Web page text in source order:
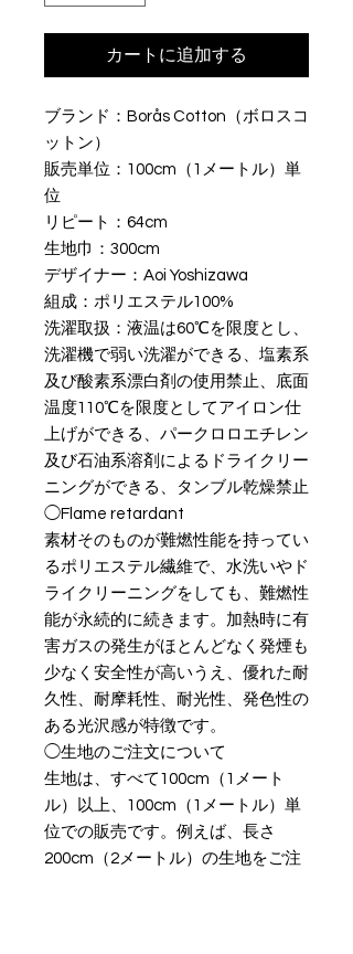
カートに追加する
ブランド：Borås Cotton（ボロスコ
ットン）
販売単位：100cm（1メートル）単
位
リピート：64cm
生地巾：300cm
デザイナー：Aoi Yoshizawa
組成：ポリエステル100%
洗濯取扱：液温は60℃を限度とし、
洗濯機で弱い洗濯ができる、塩素系
及び酸素系漂白剤の使用禁止、底面
温度110℃を限度としてアイロン仕
上げができる、パークロロエチレン
及び石油系溶剤によるドライクリー
ニングができる、タンブル乾燥禁止
◯Flame retardant
素材そのものが難燃性能を持ってい
るポリエステル繊維で、水洗いやド
ライクリーニングをしても、難燃性
能が永続的に続きます。加熱時に有
害ガスの発生がほとんどなく発煙も
少なく安全性が高いうえ、優れた耐
久性、耐摩耗性、耐光性、発色性の
ある光沢感が特徴です。
◯生地のご注文について
生地は、すべて100cm（1メート
ル）以上、100cm（1メートル）単
位での販売です。例えば、長さ
200cm（2メートル）の生地をご注